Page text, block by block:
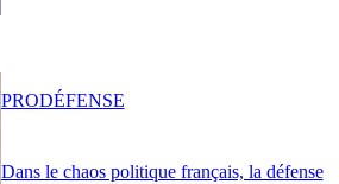
Dans le chaos politique français, la défense
PRODÉFENSE